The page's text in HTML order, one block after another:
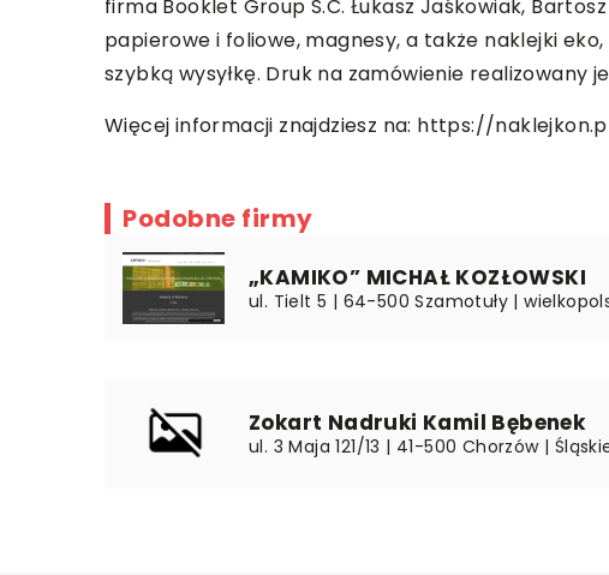
firma Booklet Group S.C. Łukasz Jaśkowiak,
papierowe i foliowe, magnesy, a także naklejki
szybką wysyłkę. Druk na zamówienie realizowany
Więcej informacji znajdziesz na: https://
Podobne firmy
„KAMIKO” MICHAŁ KOZŁOWSKI
ul. Tielt 5 | 64-500 Szamotuły |
Zokart Nadruki Kamil Bębenek
ul. 3 Maja 121/13 | 41-500 Chorzów |